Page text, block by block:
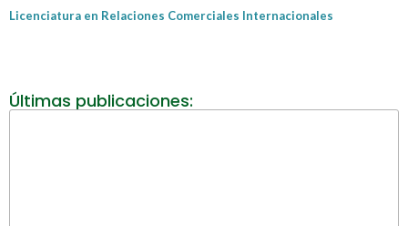
Licenciatura en Relaciones Comerciales Internacionales
Últimas publicaciones: